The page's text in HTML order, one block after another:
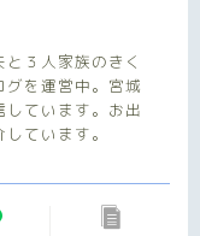
３人家族のきく
を運営中。宮城
ています。お出
ています。